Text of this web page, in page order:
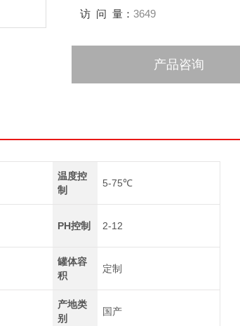
访 问 量： 3649
产品咨询
温度控
制
5-75℃
PH控制 2-12
罐体容
积
定制
产地类
别
国产